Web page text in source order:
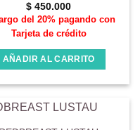
$ 450.000
del 20% pagando con
Tarjeta de crédito
AÑADIR AL CARRITO